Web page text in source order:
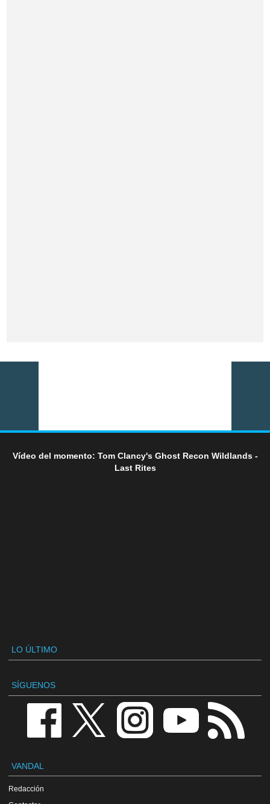
Vídeo del momento: Tom Clancy's Ghost Recon Wildlands -
Last Rites
LO ÚLTIMO
SÍGUENOS
VANDAL
Redacción